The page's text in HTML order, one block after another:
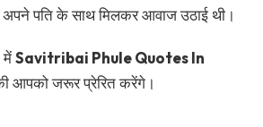
अपने पति के साथ मिलकर आवाज उठाई थी।
मेंSavitribai Phule Quotes In
आपको जरूर प्रेरित करेंगे।